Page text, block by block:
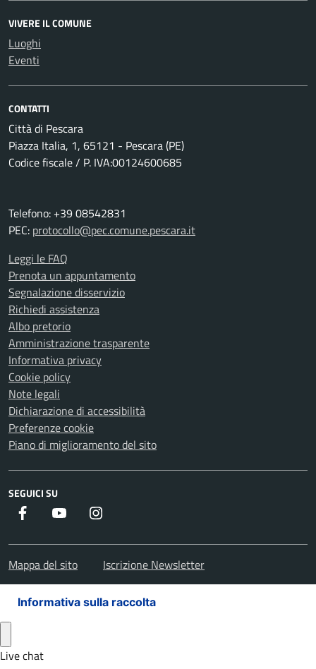
VIVERE IL COMUNE
Luoghi
Eventi
CONTATTI
Città di Pescara
Piazza Italia, 1, 65121 - Pescara (PE)
Codice fiscale / P. IVA:00124600685
Telefono: +39 08542831
PEC: protocollo@pec.comune.pescara.it
Leggi le FAQ
Prenota un appuntamento
Segnalazione disservizio
Richiedi assistenza
Albo pretorio
Amministrazione trasparente
Informativa privacy
Cookie policy
Note legali
Dichiarazione di accessibilità
Preferenze cookie
Piano di miglioramento del sito
SEGUICI SU
Facebook Youtube
Mappa del sito Iscrizione Newsletter
Informativa sulla raccolta